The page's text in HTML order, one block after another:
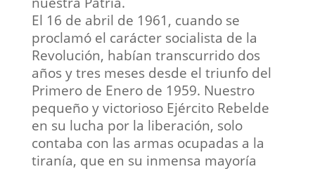
El 16 de abril de 1961, cuando se
proclamó el carácter socialista de la
Revolución, habían transcurrido dos
años y tres meses desde el triunfo del
Primero de Enero de 1959. Nuestro
pequeño y victorioso Ejército Rebelde
en su lucha por la liberación, solo
contaba con las armas ocupadas a la
tiranía, que en su inmensa mayoría